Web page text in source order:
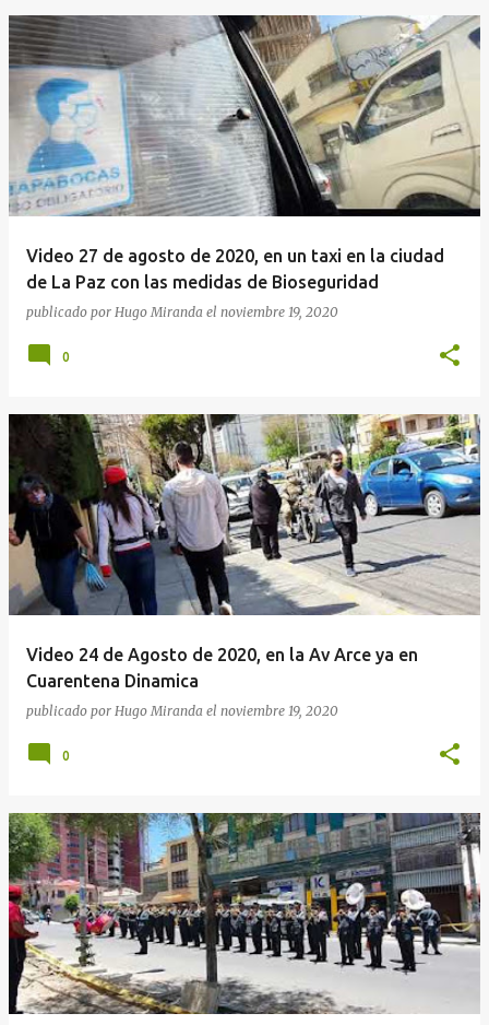
Video 27 de agosto de 2020, en un taxi en la ciudad
de La Paz con las medidas de Bioseguridad
publicado por Hugo Miranda el noviembre 19, 2020
0
Video 24 de Agosto de 2020, en la Av Arce ya en
Cuarentena Dinamica
publicado por Hugo Miranda el noviembre 19, 2020
0